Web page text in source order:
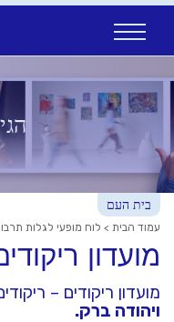
to
content
בית העם
עמוד הבית > לוח מופעי לגלות
מועדון
מועדון ריקודים –
ויהודה ברק.